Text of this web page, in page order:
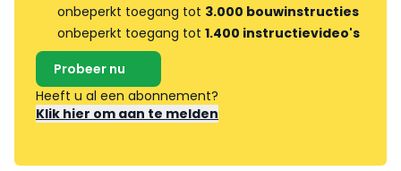
onbeperkt toegang tot 3.000 bouwinstructies
onbeperkt toegang tot 1.400 instructievideo's
Probeer nu
Heeft u al een abonnement?
Klik hier om aan te melden